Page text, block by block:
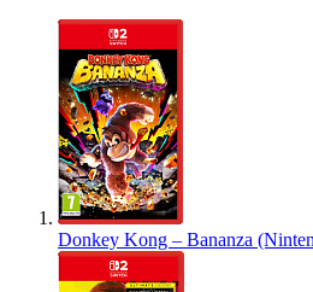
Donkey Kong – Bananza